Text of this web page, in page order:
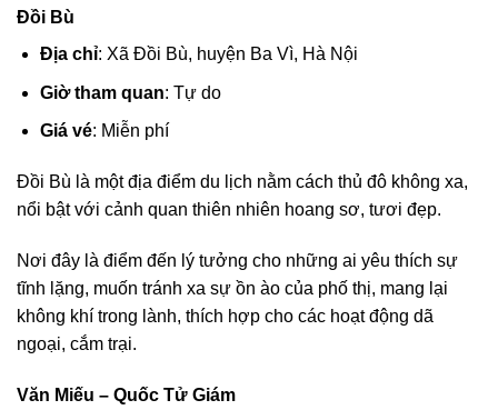
Đồi Bù
Địa chỉ: Xã Đồi Bù, huyện Ba Vì, Hà Nội
Giờ tham quan: Tự do
Giá vé: Miễn phí
Đồi Bù là một địa điểm du lịch nằm cách thủ đô không xa,
nổi bật với cảnh quan thiên nhiên hoang sơ, tươi đẹp.
Nơi đây là điểm đến lý tưởng cho những ai yêu thích sự
tĩnh lặng, muốn tránh xa sự ồn ào của phố thị, mang lại
không khí trong lành, thích hợp cho các hoạt động dã
ngoại, cắm trại.
Văn Miếu – Quốc Tử Giám